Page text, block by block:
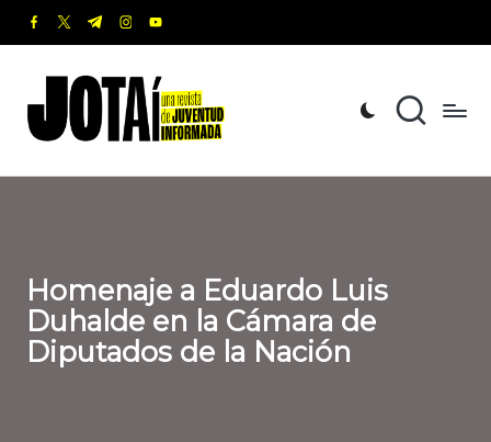
Saltar
contenido
facebook.com
twitter.com
t.me instagram.com
youtube.com
o
t
revista
de
Informada
Homenaje a Eduardo Luis
Duhalde en la Cámara de
Diputados de la Nación